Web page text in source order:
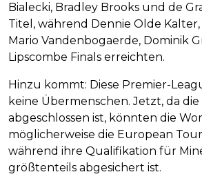
Bialecki, Bradley Brooks und de
Titel, während Dennie Olde Kalter,
Mario Vandenbogaerde, Dominik
Lipscombe Finals erreichten.
Hinzu kommt: Diese Premier-
keine Übermenschen. Jetzt, da
abgeschlossen ist, könnten die
möglicherweise die European
während ihre Qualifikation für
größtenteils abgesichert ist.